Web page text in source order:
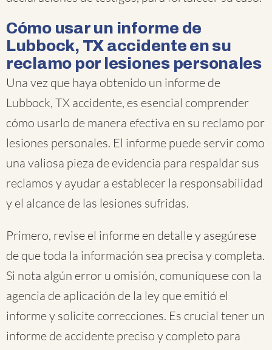
Cómo usar un informe de
Lubbock, TX accidente en su
reclamo por lesiones personales
Una vez que haya obtenido un informe de
Lubbock, TX accidente, es esencial comprender
cómo usarlo de manera efectiva en su reclamo por
lesiones personales. El informe puede servir como
una valiosa pieza de evidencia para respaldar sus
reclamos y ayudar a establecer la responsabilidad
y el alcance de las lesiones sufridas.
Primero, revise el informe en detalle y asegúrese
de que toda la información sea precisa y completa.
Si nota algún error u omisión, comuníquese con la
agencia de aplicación de la ley que emitió el
informe y solicite correcciones. Es crucial tener un
informe de accidente preciso y completo para